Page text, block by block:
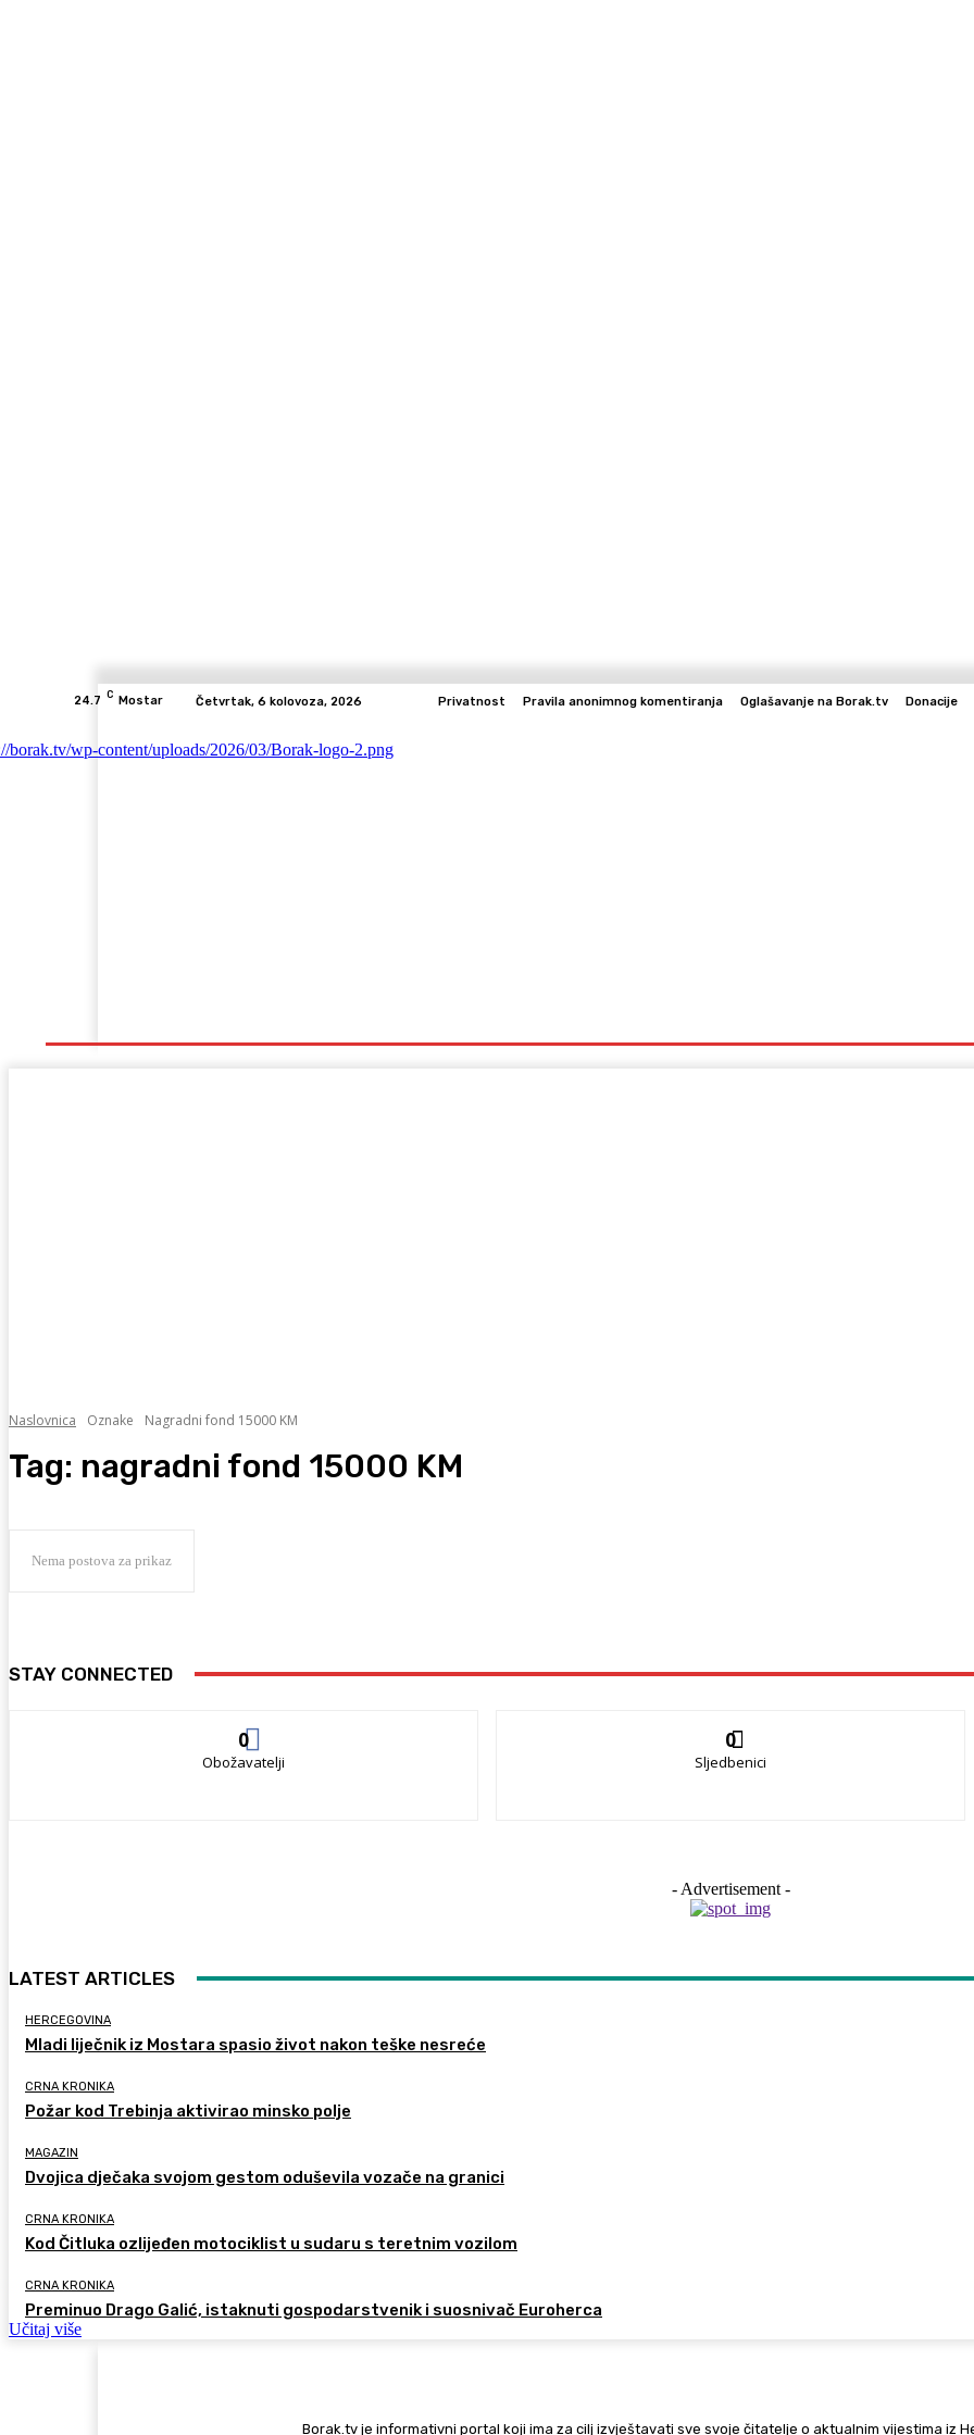
24.7 C Mostar Četvrtak, 6 kolovoza, 2026 Privatnost Pravila anonimnog komentiranja Oglašavanje na Borak.tv Donacije
Naslovnica Oznake Nagradni fond 15000 KM
Tag: nagradni fond 15000 KM
Nema postova za prikaz
STAY CONNECTED
0
Obožavatelji
0
Sljedbenici
- Advertisement -
LATEST ARTICLES
HERCEGOVINA
Mladi liječnik iz Mostara spasio život nakon teške nesreće
CRNA KRONIKA
Požar kod Trebinja aktivirao minsko polje
MAGAZIN
Dvojica dječaka svojom gestom oduševila vozače na granici
CRNA KRONIKA
Kod Čitluka ozlijeđen motociklist u sudaru s teretnim vozilom
CRNA KRONIKA
Preminuo Drago Galić, istaknuti gospodarstvenik i suosnivač Euroherca
Učitaj više
Borak.tv je informativni portal koji ima za cilj izvještavati sve svoje čitatelje o aktualnim vijestima iz